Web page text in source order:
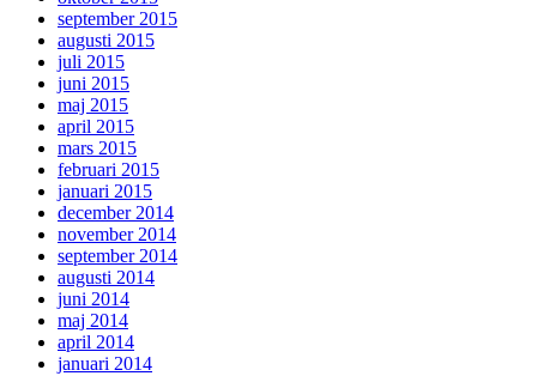
september 2015
augusti 2015
juli 2015
juni 2015
maj 2015
april 2015
mars 2015
februari 2015
januari 2015
december 2014
november 2014
september 2014
augusti 2014
juni 2014
maj 2014
april 2014
januari 2014